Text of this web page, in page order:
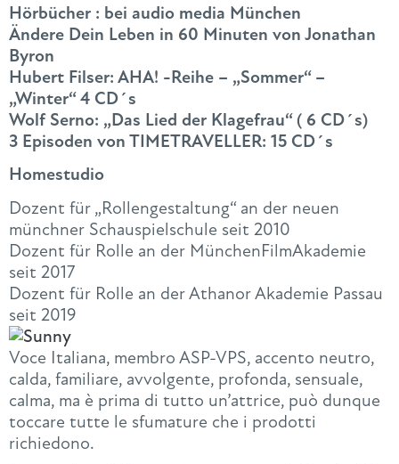
Hörbücher : bei audio media München
Ändere Dein Leben in 60 Minuten von Jonathan
Byron
Hubert Filser: AHA! -Reihe – „Sommer“ –
„Winter“ 4 CD´s
Wolf Serno: „Das Lied der Klagefrau“ ( 6 CD´s)
3 Episoden von TIMETRAVELLER: 15 CD´s
Homestudio
Dozent für „Rollengestaltung“ an der neuen
münchner Schauspielschule seit 2010
Dozent für Rolle an der MünchenFilmAkademie
seit 2017
Dozent für Rolle an der Athanor Akademie Passau
seit 2019
Voce Italiana, membro ASP-VPS, accento neutro,
calda, familiare, avvolgente, profonda, sensuale,
calma, ma è prima di tutto un’attrice, può dunque
toccare tutte le sfumature che i prodotti
richiedono.